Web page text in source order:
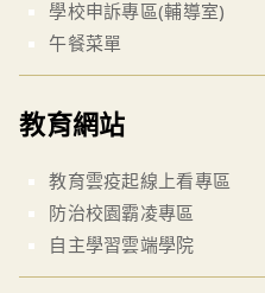
學校申訴專區(輔導室)
午餐菜單
教育網站
教育雲疫起線上看專區
防治校園霸凌專區
自主學習雲端學院